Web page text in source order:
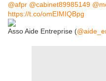
@afpr @cabinet89985149
https://t.co/omEIMIQBpg
Asso Aide Entreprise (